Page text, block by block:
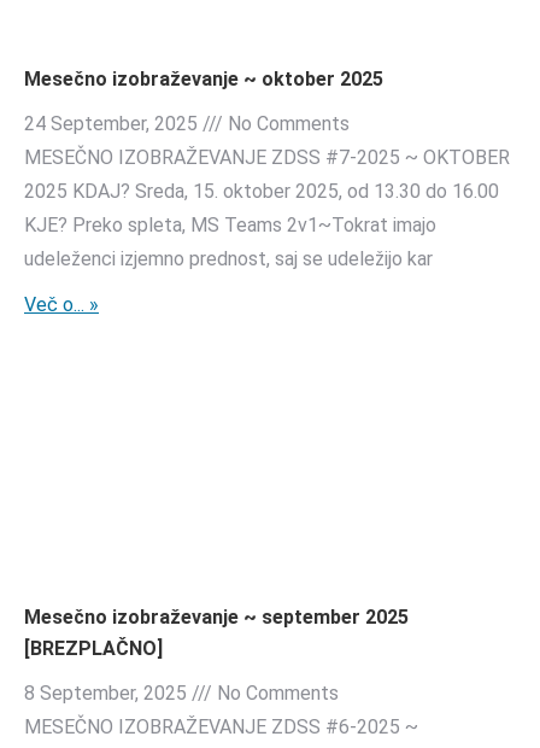
Mesečno izobraževanje ~ oktober 2025
24 September, 2025
No Comments
MESEČNO IZOBRAŽEVANJE ZDSS #7-2025 ~ OKTOBER
2025 KDAJ? Sreda, 15. oktober 2025, od 13.30 do 16.00
KJE? Preko spleta, MS Teams 2v1~Tokrat imajo
udeleženci izjemno prednost, saj se udeležijo kar
Več o... »
Mesečno izobraževanje ~ september 2025
[BREZPLAČNO]
8 September, 2025
No Comments
MESEČNO IZOBRAŽEVANJE ZDSS #6-2025 ~